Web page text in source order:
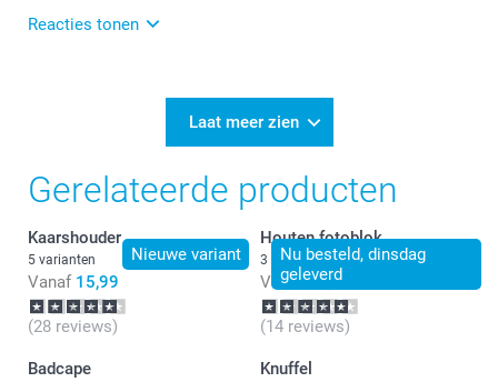
Reacties tonen
Bedankt voor je review. Wat fijn dat je blij bent met
veel plezier van!
Laat meer zien
Gerelateerde producten
Nieuwe variant
Kaarshouder
5 varianten
Vanaf 15,99
(28 reviews)
Nu besteld, dinsdag
geleverd
Houten fotoblok
3 varianten
Vanaf 26,99
(14 reviews)
Badcape
Knuffel